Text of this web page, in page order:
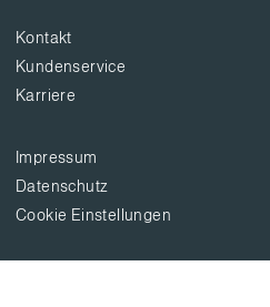
Kontakt
Kundenservice
Karriere
Impressum
Datenschutz
Cookie Einstellungen